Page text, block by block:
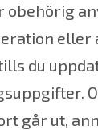
obehörig
eller
du
går ut,